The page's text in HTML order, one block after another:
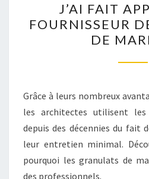
À
UN
DE
DE
J’AI FAIT
FOURNISSEUR
DE
Grâce à leurs nombreux
les architectes utilisent
depuis des décennies du fait
leur entretien minimal.
pourquoi les granulats de
des professionnels.